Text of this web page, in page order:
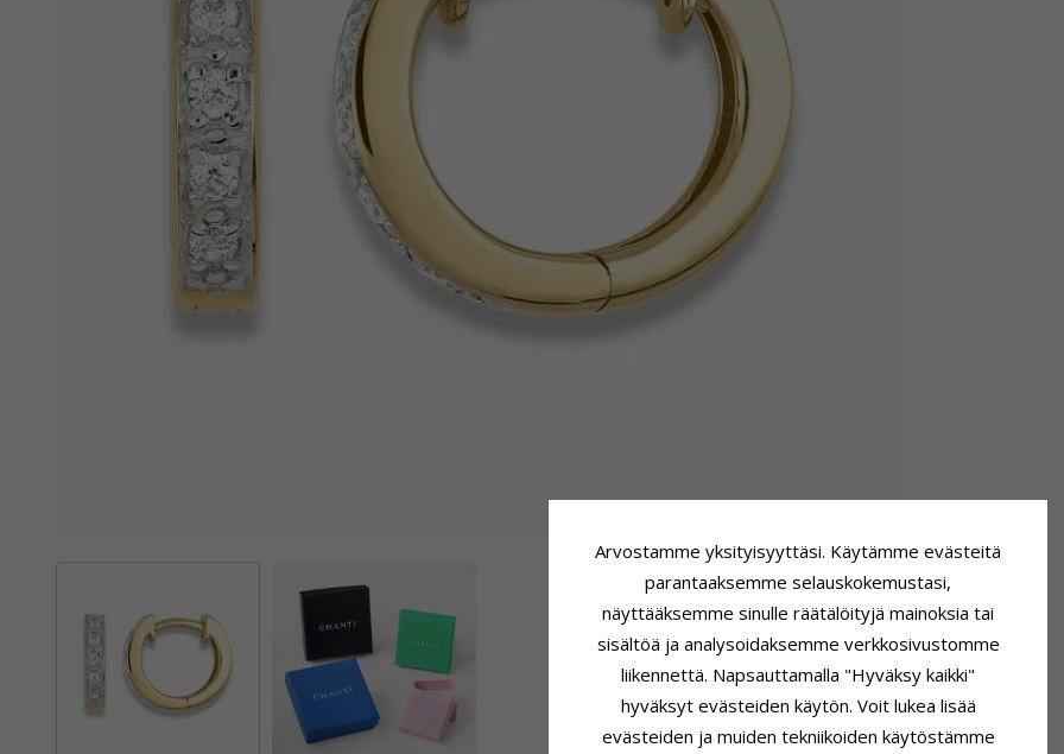
Arvostamme yksityisyyttäsi. Käytämme evästeitä
parantaaksemme selauskokemustasi,
näyttääksemme sinulle räätälöityjä mainoksia tai
sisältöä ja analysoidaksemme verkkosivustomme
liikennettä. Napsauttamalla "Hyväksy kaikki"
hyväksyt evästeiden käytön. Voit lukea lisää
evästeiden ja muiden tekniikoiden käytöstämme